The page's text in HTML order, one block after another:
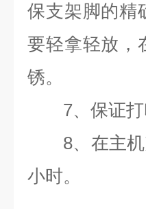
保支架脚的精
要轻拿轻放，
锈。
7、保证打
8、在主机
小时。